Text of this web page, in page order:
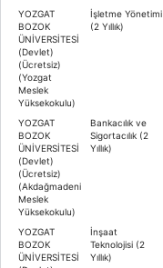
YOZGAT
BOZOK
ÜNİVERSİTESİ
(Devlet)
(Ücretsiz)
(Yozgat
Meslek
Yüksekokulu)
İşletme Yönetimi
(2 Yıllık)
YOZGAT
BOZOK
ÜNİVERSİTESİ
(Devlet)
(Ücretsiz)
(Akdağmadeni
Meslek
Yüksekokulu)
Bankacılık ve
Sigortacılık (2
Yıllık)
YOZGAT
BOZOK
ÜNİVERSİTESİ
İnşaat
Teknolojisi (2
Yıllık)